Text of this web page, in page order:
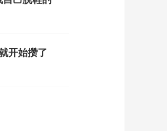
开始攒了